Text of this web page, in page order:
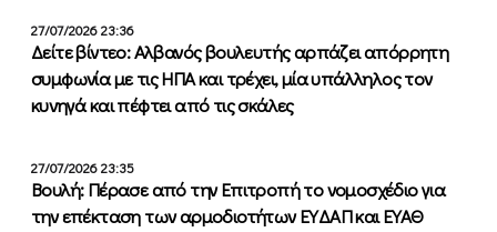
27/07/2026 23:36
Δείτε βίντεο: Αλβανός βουλευτής αρπάζει απόρρητη
συμφωνία με τις ΗΠΑ και τρέχει, μία υπάλληλος τον
κυνηγά και πέφτει από τις σκάλες
27/07/2026 23:35
Βουλή: Πέρασε από την Επιτροπή το νομοσχέδιο για
την επέκταση των αρμοδιοτήτων ΕΥΔΑΠ και ΕΥΑΘ